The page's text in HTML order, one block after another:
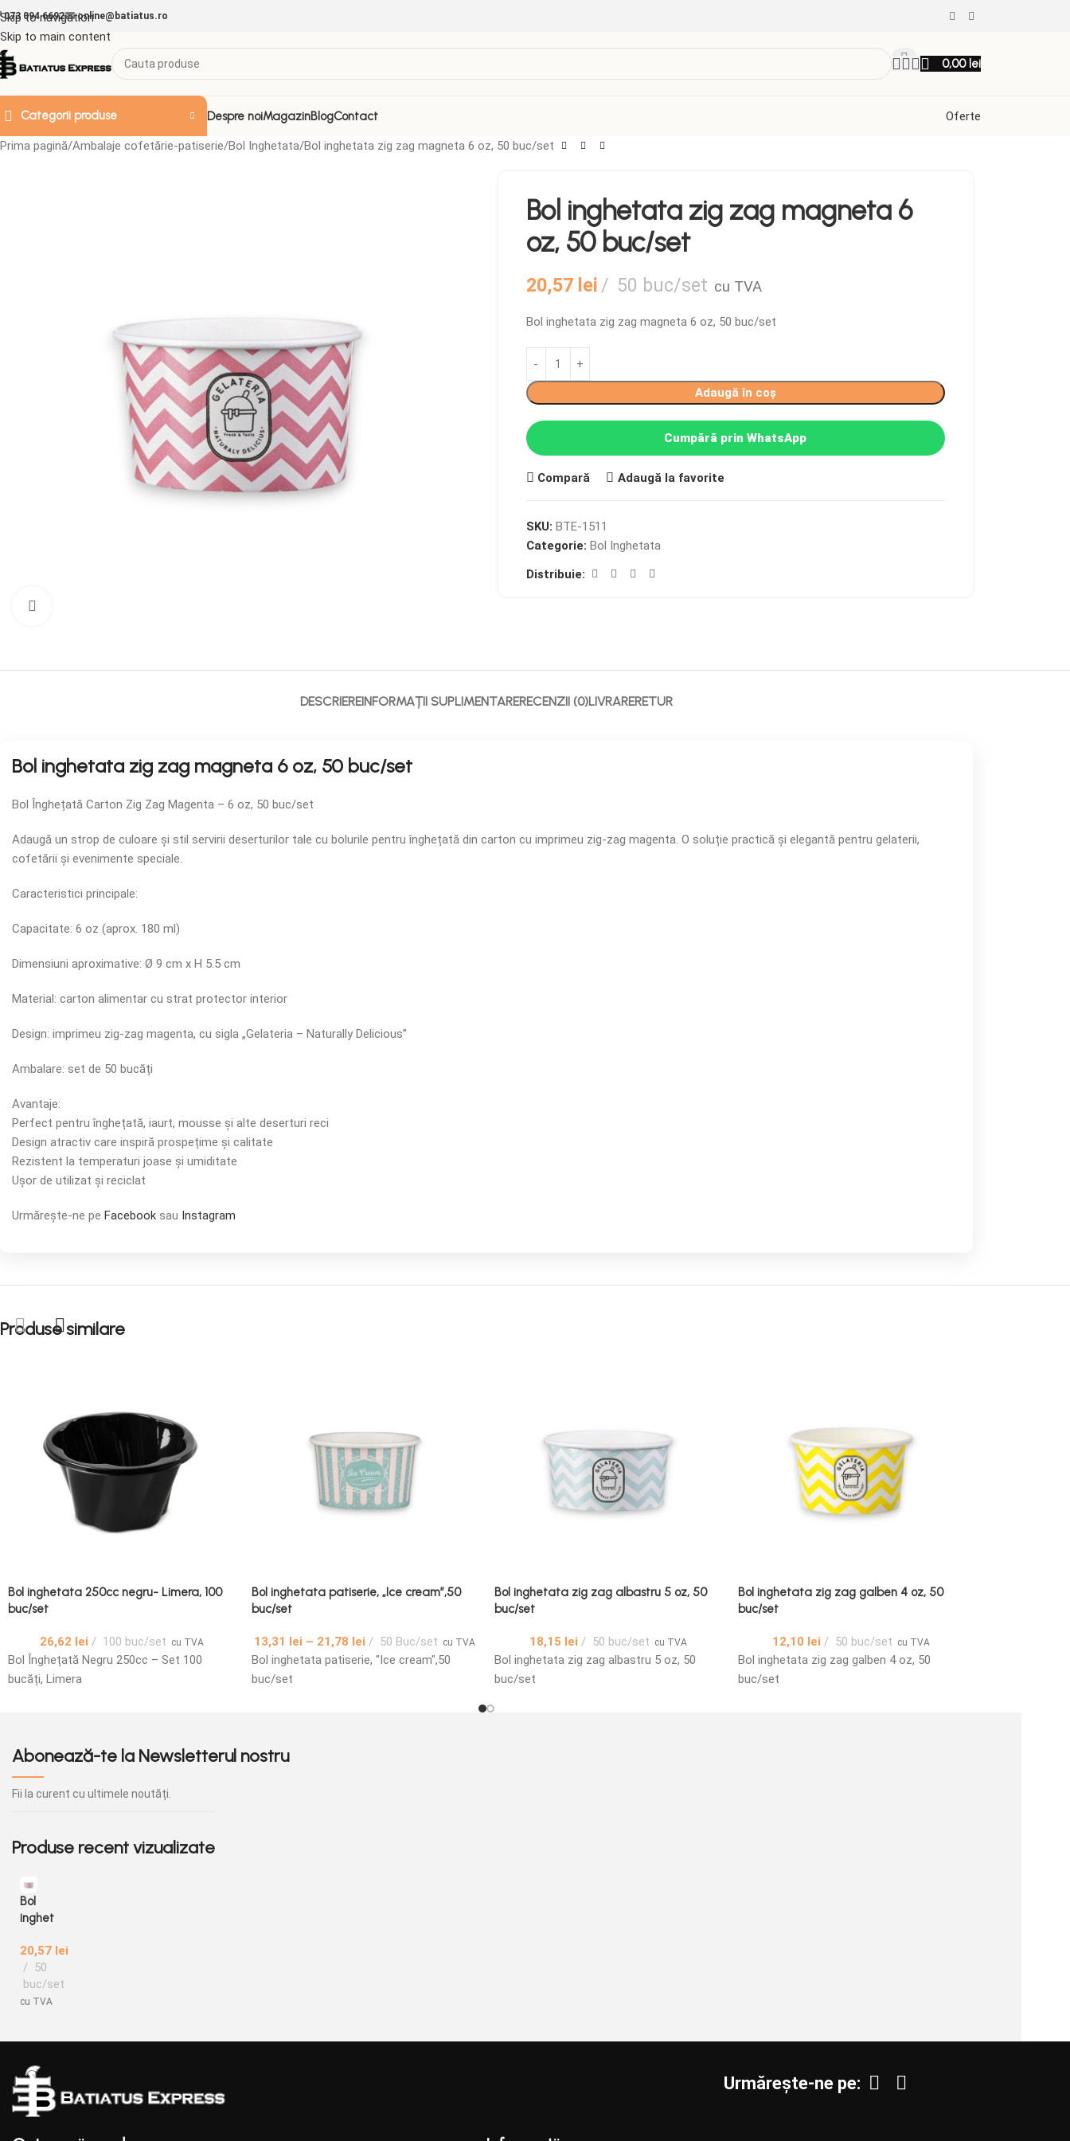
Skip to navigation
Skip to main content
073 094 6692 online@batiatus.ro
0,00 lei
Categorii produse
Role casa de marcat
Sticle de plastic
Tava autoservire
Despre noiMagazinBlogContact Oferte
Prima pagină Ambalaje cofetărie-patiserie Bol Inghetata Bol inghetata zig zag magneta 6 oz, 50 buc/set
Bol inghetata zig zag magneta 6
oz, 50 buc/set
20,57 lei 50 buc/set cu TVA
Bol inghetata zig zag magneta 6 oz, 50 buc/set
Adaugă în coș
Cumpără prin WhatsApp
Compară Adaugă la favorite
SKU: BTE-1511
Categorie: Bol Inghetata
Distribuie:
DESCRIEREINFORMAȚII SUPLIMENTARERECENZII (0)LIVRARERETUR
Bol inghetata zig zag magneta 6 oz, 50 buc/set
Bol Înghețată Carton Zig Zag Magenta – 6 oz, 50 buc/set
Adaugă un strop de culoare și stil servirii deserturilor tale cu bolurile pentru înghețată din carton cu imprimeu zig-zag magenta. O soluție practică și elegantă pentru gelaterii,
cofetării și evenimente speciale.
Caracteristici principale:
Capacitate: 6 oz (aprox. 180 ml)
Dimensiuni aproximative: Ø 9 cm x H 5.5 cm
Material: carton alimentar cu strat protector interior
Design: imprimeu zig-zag magenta, cu sigla „Gelateria – Naturally Delicious”
Ambalare: set de 50 bucăți
Avantaje:
Perfect pentru înghețată, iaurt, mousse și alte deserturi reci
Design atractiv care inspiră prospețime și calitate
Rezistent la temperaturi joase și umiditate
Ușor de utilizat și reciclat
Urmărește-ne pe Facebook sau Instagram
Produse similare
Bol inghetata 250cc negru- Limera, 100
buc/set
26,62 lei 100 buc/set cu TVA
Bol Înghețată Negru 250cc – Set 100
bucăți, Limera
Bol inghetata patiserie, „Ice cream”,50
buc/set
13,31 lei – 21,78 lei 50 Buc/set cu TVA
Bol inghetata patiserie, "Ice cream",50
buc/set
Bol inghetata zig zag albastru 5 oz, 50
buc/set
18,15 lei 50 buc/set cu TVA
Bol inghetata zig zag albastru 5 oz, 50
buc/set
Bol inghetata zig zag galben 4 oz, 50
buc/set
12,10 lei 50 buc/set cu TVA
Bol inghetata zig zag galben 4 oz, 50
buc/set
Abonează-te la Newsletterul nostru
Fii la curent cu ultimele noutăți.
Produse recent vizualizate
Bol
inghet
zig
zag
magn
eta 6
20,57 lei
50
buc/set
cu TVA
Urmărește-ne pe: